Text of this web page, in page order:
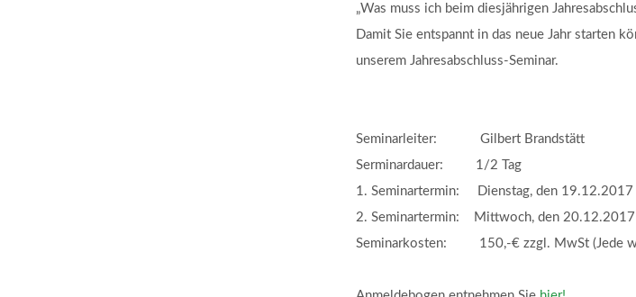
„Was muss ich beim diesjährigen
Damit Sie entspannt in das neue Jahr starten
unserem Jahresabschluss-Seminar.
Seminarleiter: Gilbert Brandstätt
Serminardauer: 1/2 Tag
1. Seminartermin: Dienstag, den 19.12.2017
2. Seminartermin: Mittwoch, den
Seminarkosten: 150,-€ zzgl. MwSt (Jede